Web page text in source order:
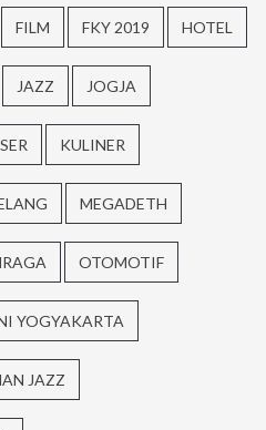
FILM FKY 2019 HOTEL
JAZZ JOGJA
KULINER
MEGADETH
OTOMOTIF
YOGYAKARTA
JAZZ